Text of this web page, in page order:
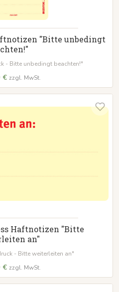
"Bitte unbedingt
- Bitte unbedingt beachten!"
€ zzgl. MwSt.
Haftnotizen "Bitte
an"
- Bitte weiterleiten an"
€ zzgl. MwSt.